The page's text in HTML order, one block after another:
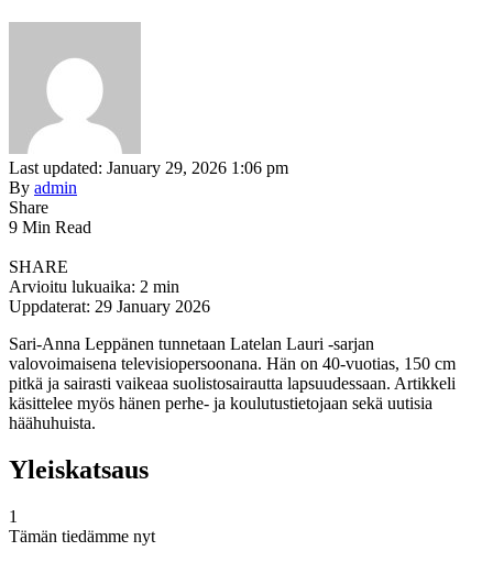
Last updated: January 29, 2026 1:06 pm
By admin
Share
9 Min Read
SHARE
Arvioitu lukuaika: 2 min
Uppdaterat: 29 January 2026
Sari-Anna Leppänen tunnetaan Latelan Lauri -sarjan
valovoimaisena televisiopersoonana. Hän on 40-vuotias, 150 cm
pitkä ja sairasti vaikeaa suolistosairautta lapsuudessaan. Artikkeli
käsittelee myös hänen perhe- ja koulutustietojaan sekä uutisia
häähuhuista.
Yleiskatsaus
1
Tämän tiedämme nyt